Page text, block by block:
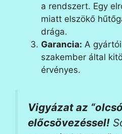
a rendszert. Egy
miatt elszökő
drága.
Garancia: A
szakember által
érvényes.
Vigyázat az
előcsövezéssel!